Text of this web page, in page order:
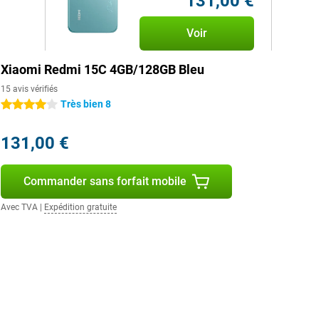
Voir
Xiaomi Redmi 15C 4GB/128GB Bleu
15 avis vérifiés
4 étoilesTrès bien 8
131,00 €
Commander sans forfait mobile
Avec TVA| Expédition gratuite